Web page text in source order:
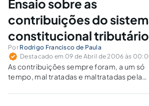
Ensaio sobre as
contribuições do
constitucional
Por Rodrigo Francisco de Paula
Destacado em 09 de Abril de 2006 às
As contribuições sempre foram, a um só
tempo, mal tratadas e maltratadas pela
libertar-se de algumas verdades